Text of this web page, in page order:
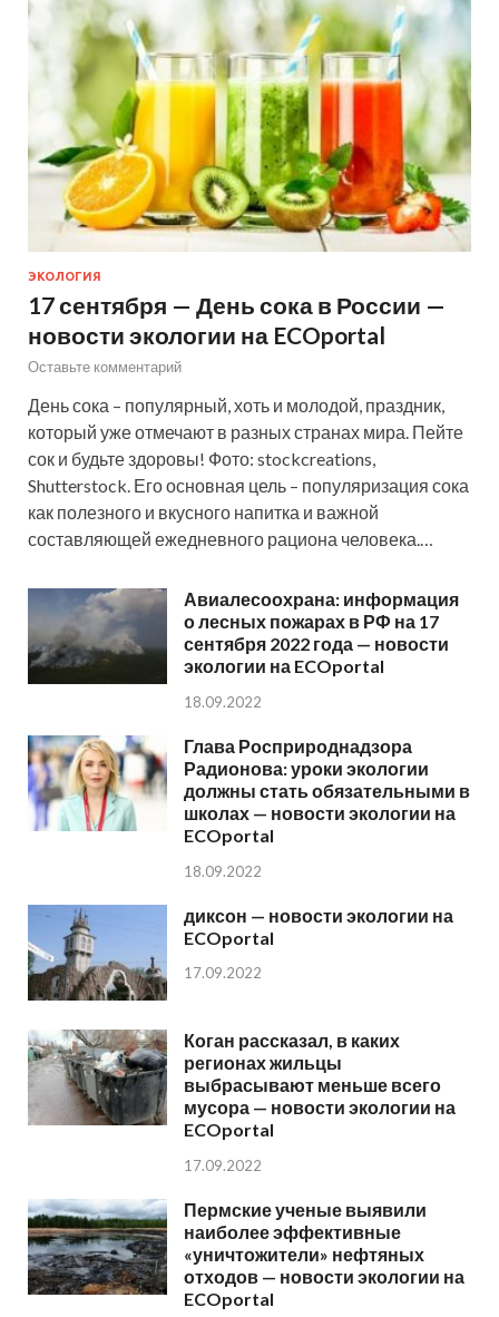
ЭКОЛОГИЯ
17 сентября — День сока в России —
новости экологии на ECOportal
Оставьте комментарий
День сока – популярный, хоть и молодой, праздник,
который уже отмечают в разных странах мира. Пейте
сок и будьте здоровы! Фото: stockcreations,
Shutterstock. Его основная цель – популяризация сока
как полезного и вкусного напитка и важной
составляющей ежедневного рациона человека.…
Авиалесоохрана: информация
о лесных пожарах в РФ на 17
сентября 2022 года — новости
экологии на ECOportal
18.09.2022
Глава Росприроднадзора
Радионова: уроки экологии
должны стать обязательными в
школах — новости экологии на
ECOportal
18.09.2022
диксон — новости экологии на
ECOportal
17.09.2022
Коган рассказал, в каких
регионах жильцы
выбрасывают меньше всего
мусора — новости экологии на
ECOportal
17.09.2022
Пермские ученые выявили
наиболее эффективные
«уничтожители» нефтяных
отходов — новости экологии на
ECOportal